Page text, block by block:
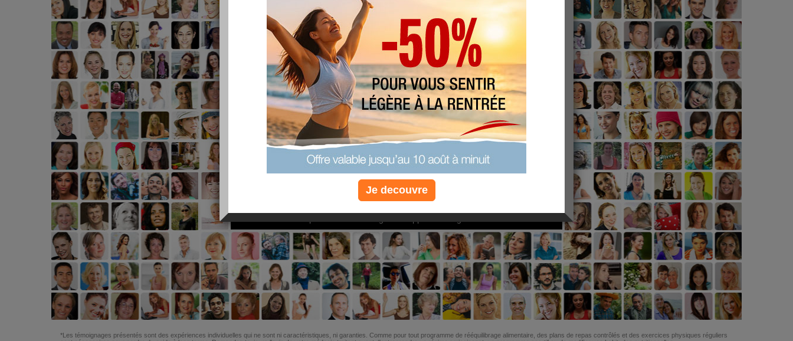
Les meilleures solutions pour maigrir et être bien dans sa peau
PLUS
EFFICACE
PLUS
SANTÉ
PLUS
COACHING
Non, je préfère le régime gratuit
*Les témoignages présentés sont des expériences individuelles qui ne sont ni caractéristiques, ni garanties. Comme pour tout programme de rééquilibrage alimentaire, des plans de repas contrôlés et des exercices physiques réguliers
Je decouvre